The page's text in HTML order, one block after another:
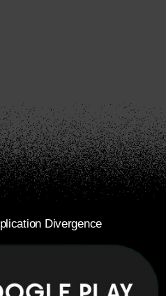
Divergence